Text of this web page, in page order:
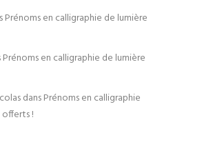
Prénoms en calligraphie de lumière
Prénoms en calligraphie de lumière
dansPrénoms en calligraphie
!